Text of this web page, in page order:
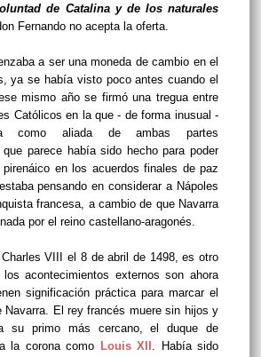
de Catalina y de los naturales
Fernando no acepta la oferta.
a ser una moneda de cambio en el
ya se había visto poco antes cuando el
mismo año se firmó una tregua entre
Católicos en la que - de forma inusual -
como aliada de ambas partes
parece había sido hecho para poder
en los acuerdos finales de paz
pensando en considerar a Nápoles
francesa, a cambio de que Navarra
por el reino castellano-aragonés.
VIII el 8 de abril de 1498, es otro
acontecimientos externos son ahora
significación práctica para marcar el
Navarra. El rey francés muere sin hijos y
su primo más cercano, el duque de
la corona como Louis XII . Había sido